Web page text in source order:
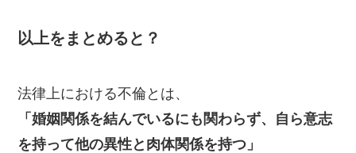
以上をまとめると？
法律上における不倫とは、
「婚姻関係を結んでいるにも関わらず、自ら意志
を持って他の異性と肉体関係を持つ」